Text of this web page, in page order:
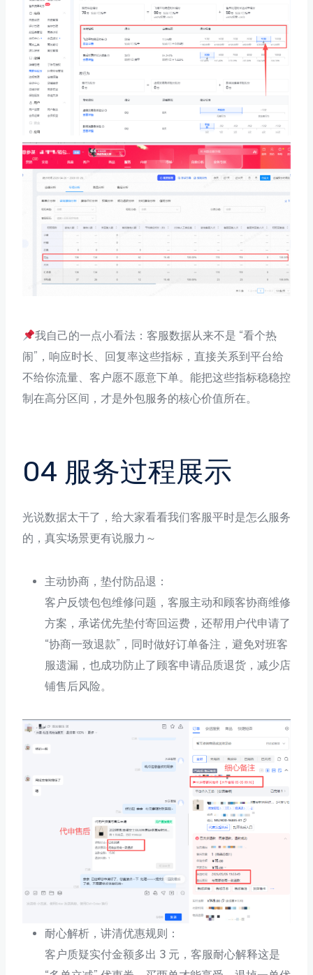
我自己的一点小看法：客服数据从来不是 “看个热
闹”，响应时长、回复率这些指标，直接关系到平台给
不给你流量、客户愿不愿意下单。能把这些指标稳稳控
制在高分区间，才是外包服务的核心价值所在。
04 服务过程展示
光说数据太干了，给大家看看我们客服平时是怎么服务
的，真实场景更有说服力～
主动协商，垫付防品退：
客户反馈包包维修问题，客服主动和顾客协商维修
方案，承诺优先垫付寄回运费，还帮用户代申请了
“协商一致退款”，同时做好订单备注，避免对班客
服遗漏，也成功防止了顾客申请品质退货，减少店
铺售后风险。
耐心解析，讲清优惠规则：
客户质疑实付金额多出 3 元，客服耐心解释这是